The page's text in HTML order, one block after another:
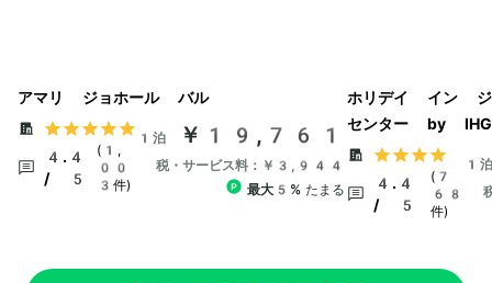
アマリ ジョホール バル
4.4
/ 5
(1,
00
3件)
1泊 ￥19,761
税・サービス料：￥3,944
最大5% たまる
ホリデイ イン ジ
センター by IHG
4.4
/ 5
(7
68
件)
1泊